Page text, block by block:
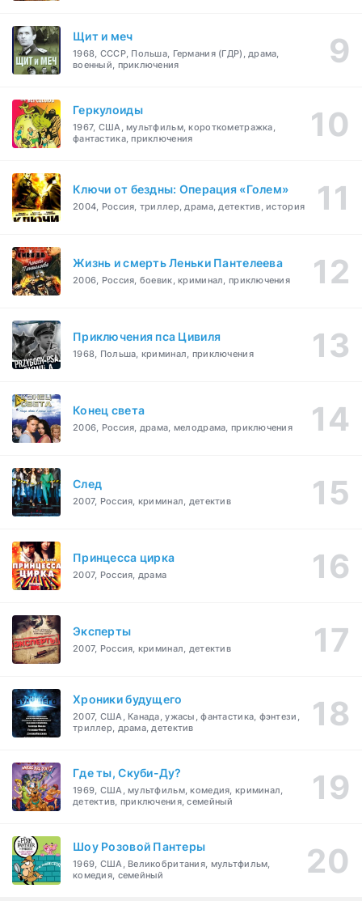
Щит и меч
1968, СССР, Польша, Германия (ГДР), драма,
военный, приключения
Геркулоиды
1967, США, мультфильм, короткометражка,
фантастика, приключения
Ключи от бездны: Операция «Голем»
2004, Россия, триллер, драма, детектив, история
Жизнь и смерть Леньки Пантелеева
2006, Россия, боевик, криминал, приключения
Приключения пса Цивиля
1968, Польша, криминал, приключения
Конец света
2006, Россия, драма, мелодрама, приключения
След
2007, Россия, криминал, детектив
Принцесса цирка
2007, Россия, драма
Эксперты
2007, Россия, криминал, детектив
Хроники будущего
2007, США, Канада, ужасы, фантастика, фэнтези,
триллер, драма, детектив
Где ты, Скуби-Ду?
1969, США, мультфильм, комедия, криминал,
детектив, приключения, семейный
Шоу Розовой Пантеры
1969, США, Великобритания, мультфильм,
комедия, семейный